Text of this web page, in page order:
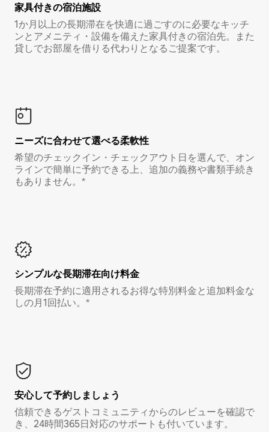
家具付き⁠の宿⁠泊⁠施⁠設
1か月以上の長期滞在を快適に過ごすのに必要なキッチ
ンとアメニティ・設備を備えた家具付きの宿泊先。また
貸しでお部屋を借りる代わりとなるご提案です。
ニーズに合わせて選べる柔軟性
希望のチェックイン・チェックアウト日を選んで、オン
ラインで簡単に予約できる上、追加の義務や書類手続き
もありません。*
シンプルな長期滞在向け料金
長期滞在予約に適用されるお得な特別料金と追加料金な
しの月1回払い。*
安心して予約しましょう
信頼できるゲストコミュニティからのレビューを確認で
き、24時間365日対応のサポートも付いています。